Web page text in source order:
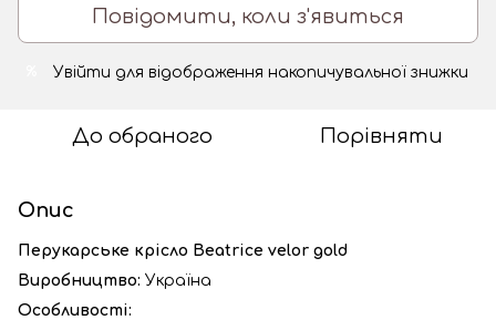
Повідомити, коли з'явиться
Увійти для відображення накопичувальної знижки
До обраного Порівняти
Опис
Перукарське крісло Beatrice velor gold
Виробництво: Україна
Особливості: